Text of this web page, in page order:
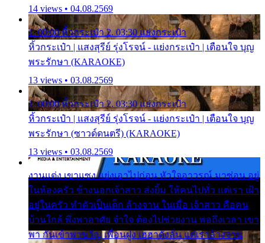
14 views • 04.08.2569
1. 00:00 หิ้วกระเป๋า 2. 03:30 แย่งกระเป๋า
หิ้วกระเป๋า | แสงสุรีย์ รุ่งโรจน์ - แย่งกระเป๋า | เตือนใจ บุญ
พระรักษา (KARAOKE)
13 views • 03.08.2569
1. 00:00 หิ้วกระเป๋า 2. 03:30 แย่งกระเป๋า
หิ้วกระเป๋า | แสงสุรีย์ รุ่งโรจน์ - แย่งกระเป๋า | เตือนใจ บุญ
พระรักษา (ซาวด์ดนตรี) (KARAOKE)
13 views • 03.08.2569
งานแต่ง เขาแซง แย่งเอาไปก่อน หัวใจอาวรณ์ มาซ่อน อยู่
ในห้องครัว ข้างนอกเจ้าสาว ส่งยิ้ม ให้คนไปทั่ว แต่เรา เฝ้า
อยู่ในครัว ทำตัวเป็นเด็ก ล้างจาน ในเมื่อ เจ้าสาว คือคน
บ้านใกล้ พึ่งพาอาศัย จำใจ ต้องไปช่วยงาน พอถึงเวลา เขา
พา กันเข้าพาขวัญ เพื่อนฝูง เฮฮาดังลั่น แต่เราล้างจาน